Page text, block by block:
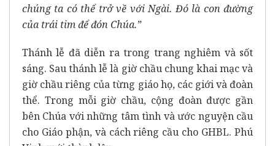
chúng ta có thể trở về với Ngài.Đó là con đường
của trái tim để đón Chúa.”
Thánh lễ đã diễn ra trong trang nghiêm và sốt
sáng. Sau thánh lễ là giờ chầu chung khai mạc và
giờ chầu riêng của từng giáo họ, các giới và đoàn
thể. Trong mỗi giờ chầu, cộng đoàn được gần
bên Chúa với những tâm tình và ước nguyện cầu
cho Giáo phận, và cách riêng cầu cho GHBL. Phú